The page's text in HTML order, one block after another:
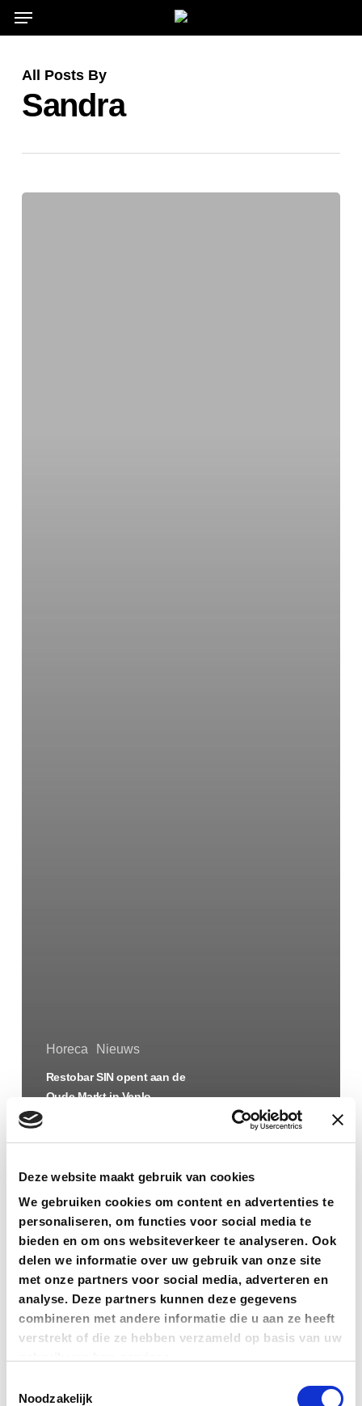
Deze website maakt gebruik van cookies
We gebruiken cookies om content en advertenties te
personaliseren, om functies voor social media te
bieden en om ons websiteverkeer te analyseren. Ook
delen we informatie over uw gebruik van onze site
met onze partners voor social media, adverteren en
analyse. Deze partners kunnen deze gegevens
combineren met andere informatie die u aan ze heeft
verstrekt of die ze hebben verzameld op basis van uw
Noodzakelijk
Skip
to
content
Menu
All Posts By
Sandra
Horeca Nieuws
Restobar SIN opent aan de
Oude Markt in Venlo